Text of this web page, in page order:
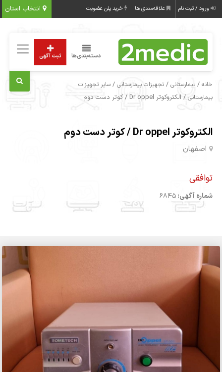
انتخاب استان ورود / ثبت نام علاقه‌مندی ها خرید پلن عضویت
دسته‌بندی‌ها ثبت آگهی
خانه /بیمارستانی /تجهیزات بیمارستانی /سایر تجهیزات
بیمارستانی / الکتروکوتر Dr oppel / کوتر دست دوم
الکتروکوتر Dr oppel / کوتر دست دوم
اصفهان
توافقی
شماره آگهی:6845